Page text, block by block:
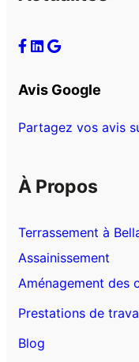
Avis Google
Partagez vos avis
À Propos
Terrassement à
Assainissement
Aménagement des
Prestations de
Blog